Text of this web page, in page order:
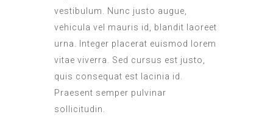
vestibulum. Nunc justo augue,
vehicula vel mauris id, blandit laoreet
urna. Integer placerat euismod lorem
vitae viverra. Sed cursus est justo,
quis consequat est lacinia id.
Praesent semper pulvinar
sollicitudin.